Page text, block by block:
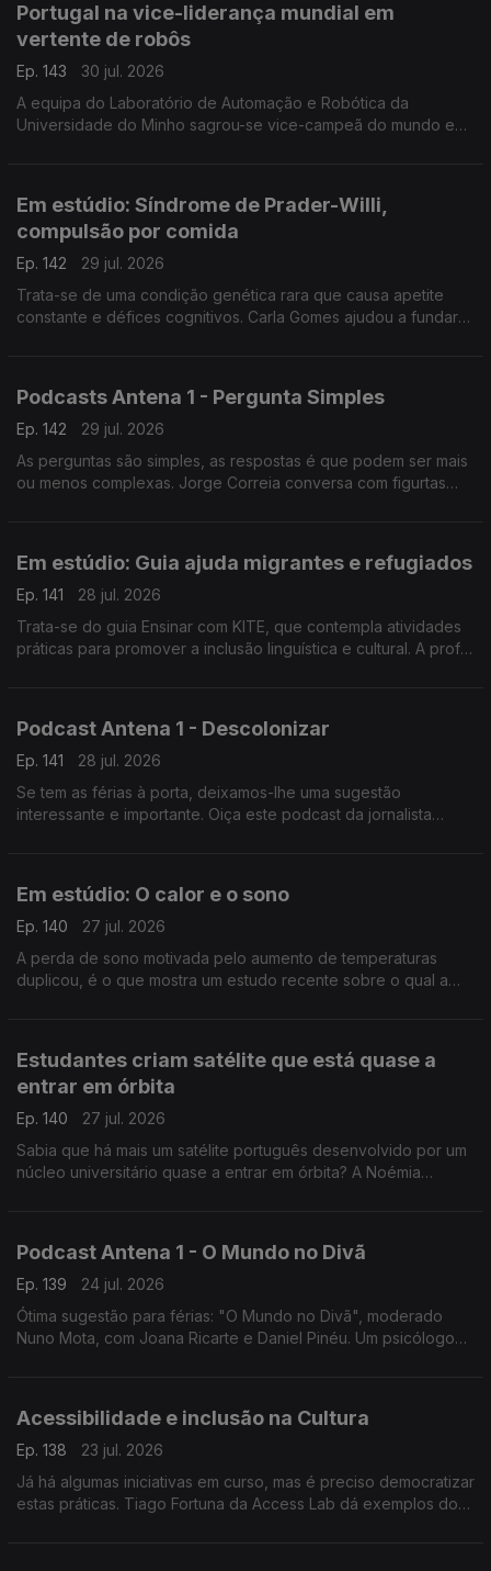
Portugal na vice-liderança mundial em
vertente de robôs
Ep. 143
30 jul. 2026
A equipa do Laboratório de Automação e Robótica da
Universidade do Minho sagrou-se vice-campeã do mundo em
Em estúdio: Síndrome de Prader-Willi,
compulsão por comida
Ep. 142
29 jul. 2026
Trata-se de uma condição genética rara que causa apetite
constante e défices cognitivos. Carla Gomes ajudou a fundar
Podcasts Antena 1 - Pergunta Simples
Ep. 142
29 jul. 2026
As perguntas são simples, as respostas é que podem ser mais
ou menos complexas. Jorge Correia conversa com figurtas
Em estúdio: Guia ajuda migrantes e refugiados
Ep. 141
28 jul. 2026
Trata-se do guia Ensinar com KITE, que contempla atividades
práticas para promover a inclusão linguística e cultural. A prof
Podcast Antena 1 - Descolonizar
Ep. 141
28 jul. 2026
Se tem as férias à porta, deixamos-lhe uma sugestão
interessante e importante. Oiça este podcast da jornalista
Em estúdio: O calor e o sono
Ep. 140
27 jul. 2026
A perda de sono motivada pelo aumento de temperaturas
duplicou, é o que mostra um estudo recente sobre o qual a
Estudantes criam satélite que está quase a
entrar em órbita
Ep. 140
27 jul. 2026
Sabia que há mais um satélite português desenvolvido por um
núcleo universitário quase a entrar em órbita? A Noémia
Podcast Antena 1 - O Mundo no Divã
Ep. 139
24 jul. 2026
Ótima sugestão para férias: "O Mundo no Divã", moderado
Nuno Mota, com Joana Ricarte e Daniel Pinéu. Um psicólogo
Acessibilidade e inclusão na Cultura
Ep. 138
23 jul. 2026
Já há algumas iniciativas em curso, mas é preciso democratizar
estas práticas. Tiago Fortuna da Access Lab dá exemplos do